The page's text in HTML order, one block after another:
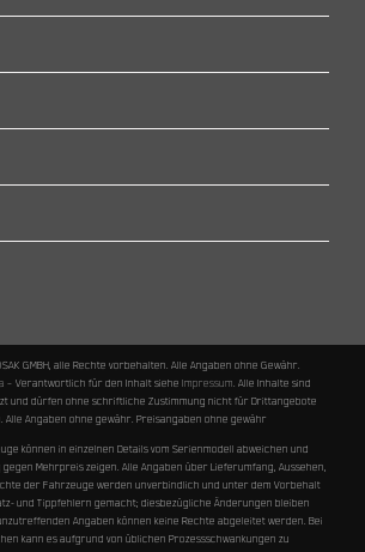
GMBH, alle Rechte vorbehalten. Alle Angaben ohne Gewähr.
– Verantwortlich für den Inhalt siehe Impressum. Alle Inhalte sind
und dürfen ohne schriftliche Zustimmung nicht für Drittangebote
Alle Angaben ohne gewähr. Preisangaben ohne gewähr
können in einzelnen Details vom Serienmodell abweichen und
Mehrpreis zeigen. Alle Angaben über Lieferumfang, Aussehen,
der Fahrzeuge werden unverbindlich und unter dem Vorbehalt
und Tippfehlern gemacht; diesbezügliche Änderungen bleiben
Angaben können keine Rechte abgeleitet werden. Bei
kann es aufgrund von üblichen Prozessschwankungen zu